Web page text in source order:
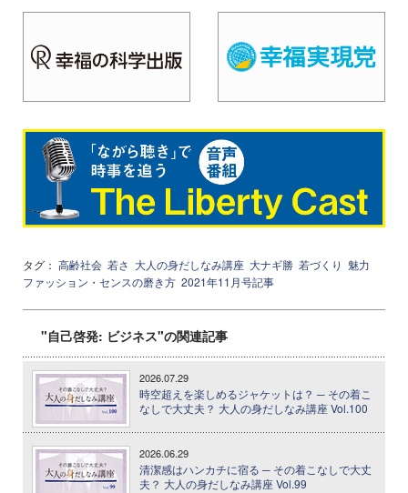
タグ： 高齢社会 若さ 大人の身だしなみ講座 大ナギ勝 若づくり 魅力
ファッション・センスの磨き方 2021年11月号記事
"自己啓発: ビジネス"の関連記事
2026.07.29
時空超えを楽しめるジャケットは？ ─ その着こ
なしで大丈夫？ 大人の身だしなみ講座 Vol.100
2026.06.29
清潔感はハンカチに宿る ─ その着こなしで大丈
夫？ 大人の身だしなみ講座 Vol.99